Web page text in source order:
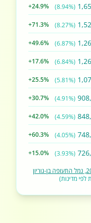
(8.94%)
+24.9%
(8.27%)
+71.3%
(6.87%)
+49.6%
(6.84%)
+17.6%
(5.81%)
+25.5%
(4.91%)
+30.7%
(4.59%)
+42.0%
(4.05%)
+60.3%
(3.93%)
+15.0%
לפי מדינות)